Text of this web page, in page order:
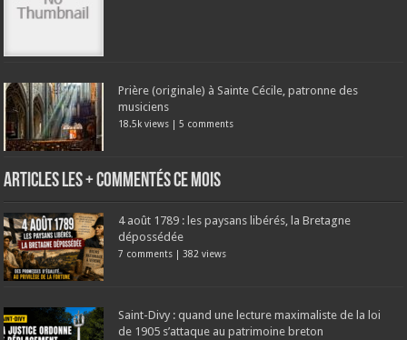
Prière (originale) à Sainte Cécile, patronne des
musiciens
18.5k views |5 comments
Articles les + commentés ce mois
4 août 1789 : les paysans libérés, la Bretagne
dépossédée
7 comments | 382 views
Saint-Divy : quand une lecture maximaliste de la loi
de 1905 s’attaque au patrimoine breton